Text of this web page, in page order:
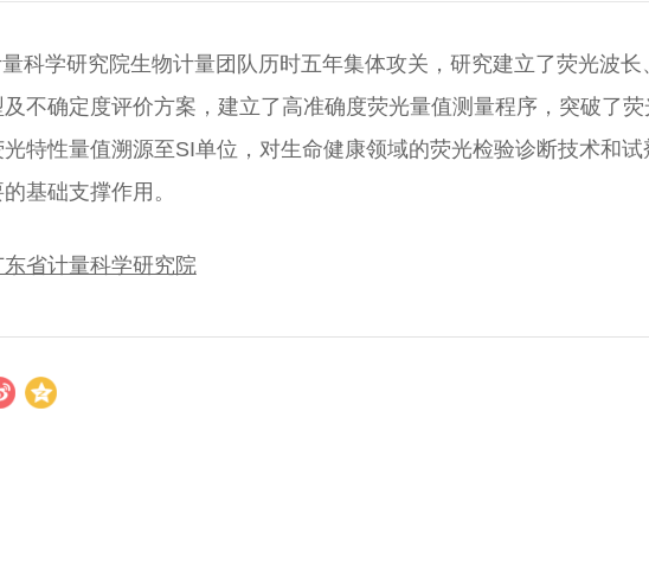
科学研究院生物计量团队历时五年集体攻关，研究建立了荧光波
不确定度评价方案，建立了高准确度荧光量值测量程序，突破了
光特性量值溯源至SI单位，对生命健康领域的荧光检验诊断技术和
基础支撑作用。
东省计量科学研究院